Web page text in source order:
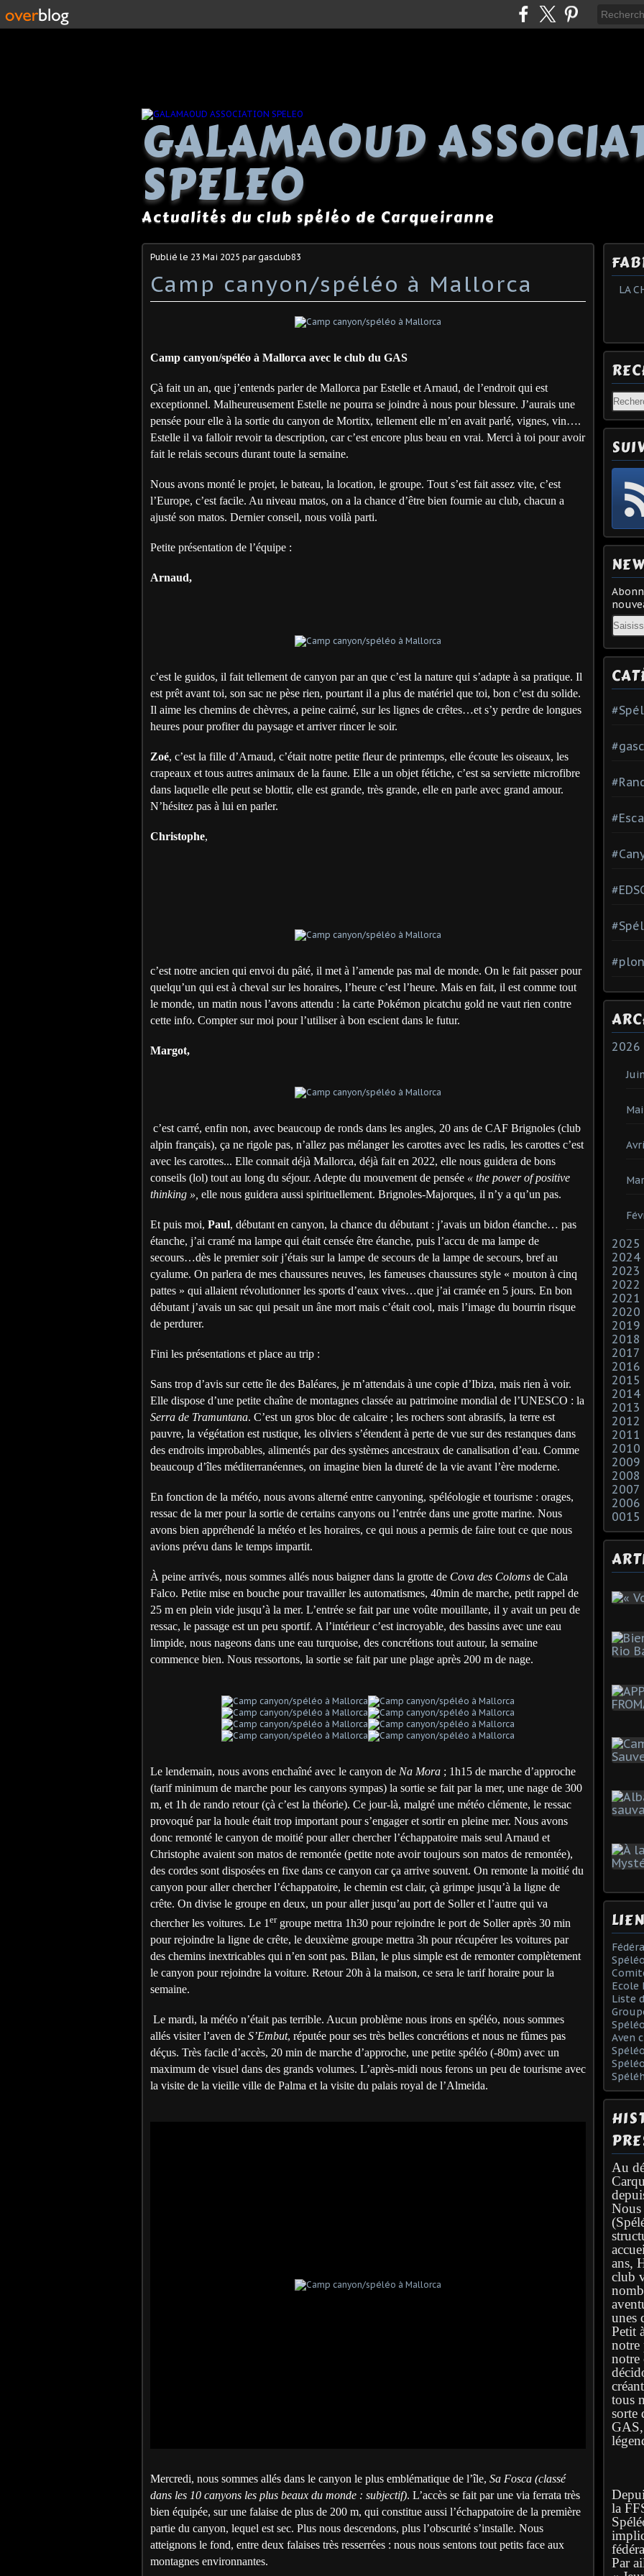
GALAMAOUD
SPELEO
Actualités du club spéléo de Carqueiranne
Publié le 23 Mai 2025 par gasclub83
Camp canyon/spéléo à Mallorca
Camp canyon/spéléo à Mallorca avec le club du GAS
Çà fait un an, que j’entends parler de Mallorca par Estelle et Arnaud, de l’endroit qui est
exceptionnel. Malheureusement Estelle ne pourra se joindre à nous pour blessure. J’aurais une
pensée pour elle à la sortie du canyon de Mortitx, tellement elle m’en avait parlé, vignes, vin….
Estelle il va falloir revoir ta description, car c’est encore plus beau en vrai. Merci à toi pour avoir
fait le relais secours durant toute la semaine.
Nous avons monté le projet, le bateau, la location, le groupe. Tout s’est fait assez vite, c’est
l’Europe, c’est facile. Au niveau matos, on a la chance d’être bien fournie au club, chacun a
ajusté son matos. Dernier conseil, nous voilà parti.
Petite présentation de l’équipe :
Arnaud,
c’est le guidos, il fait tellement de canyon par an que c’est la nature qui s’adapte à sa pratique. Il
est prêt avant toi, son sac ne pèse rien, pourtant il a plus de matériel que toi, bon c’est du solide.
Il aime les chemins de chèvres, a peine cairné, sur les lignes de crêtes…et s’y perdre de longues
heures pour profiter du paysage et arriver rincer le soir.
Zoé, c’est la fille d’Arnaud, c’était notre petite fleur de printemps, elle écoute les oiseaux, les
crapeaux et tous autres animaux de la faune. Elle a un objet fétiche, c’est sa serviette microfibre
dans laquelle elle peut se blottir, elle est grande, très grande, elle en parle avec grand amour.
N’hésitez pas à lui en parler.
Christophe,
c’est notre ancien qui envoi du pâté, il met à l’amende pas mal de monde. On le fait passer pour
quelqu’un qui est à cheval sur les horaires, l’heure c’est l’heure. Mais en fait, il est comme tout
le monde, un matin nous l’avons attendu : la carte Pokémon picatchu gold ne vaut rien contre
cette info. Compter sur moi pour l’utiliser à bon escient dans le futur.
Margot,
c’est carré, enfin non, avec beaucoup de ronds dans les angles, 20 ans de CAF Brignoles (club
alpin français), ça ne rigole pas, n’allez pas mélanger les carottes avec les radis, les carottes c’est
avec les carottes... Elle connait déjà Mallorca, déjà fait en 2022, elle nous guidera de bons
conseils (lol) tout au long du séjour. Adepte du mouvement de pensée « the power of positive
thinking », elle nous guidera aussi spirituellement. Brignoles-Majorques, il n’y a qu’un pas.
Et puis moi, Paul, débutant en canyon, la chance du débutant : j’avais un bidon étanche… pas
étanche, j’ai cramé ma lampe qui était censée être étanche, puis l’accu de ma lampe de
secours…dès le premier soir j’étais sur la lampe de secours de la lampe de secours, bref au
cyalume. On parlera de mes chaussures neuves, les fameuses chaussures style « mouton à cinq
pattes » qui allaient révolutionner les sports d’eaux vives…que j’ai cramée en 5 jours. En bon
débutant j’avais un sac qui pesait un âne mort mais c’était cool, mais l’image du bourrin risque
de perdurer.
Fini les présentations et place au trip :
Sans trop d’avis sur cette île des Baléares, je m’attendais à une copie d’Ibiza, mais rien à voir.
Elle dispose d’une petite chaîne de montagnes classée au patrimoine mondial de l’UNESCO : la
Serra de Tramuntana. C’est un gros bloc de calcaire ; les rochers sont abrasifs, la terre est
pauvre, la végétation est rustique, les oliviers s’étendent à perte de vue sur des restanques dans
des endroits improbables, alimentés par des systèmes ancestraux de canalisation d’eau. Comme
beaucoup d’îles méditerranéennes, on imagine bien la dureté de la vie avant l’ère moderne.
En fonction de la météo, nous avons alterné entre canyoning, spéléologie et tourisme : orages,
ressac de la mer pour la sortie de certains canyons ou l’entrée dans une grotte marine. Nous
avons bien appréhendé la météo et les horaires, ce qui nous a permis de faire tout ce que nous
avions prévu dans le temps impartit.
À peine arrivés, nous sommes allés nous baigner dans la grotte de Cova des Coloms de Cala
Falco. Petite mise en bouche pour travailler les automatismes, 40min de marche, petit rappel de
25 m en plein vide jusqu’à la mer. L’entrée se fait par une voûte mouillante, il y avait un peu de
ressac, le passage est un peu sportif. A l’intérieur c’est incroyable, des bassins avec une eau
limpide, nous nageons dans une eau turquoise, des concrétions tout autour, la semaine
commence bien. Nous ressortons, la sortie se fait par une plage après 200 m de nage.
Le lendemain, nous avons enchaîné avec le canyon de Na Mora ; 1h15 de marche d’approche
(tarif minimum de marche pour les canyons sympas) la sortie se fait par la mer, une nage de 300
m, et 1h de rando retour (çà c’est la théorie). Ce jour-là, malgré une météo clémente, le ressac
provoqué par la houle était trop important pour s’engager et sortir en pleine mer. Nous avons
donc remonté le canyon de moitié pour aller chercher l’échappatoire mais seul Arnaud et
Christophe avaient son matos de remontée (petite note avoir toujours son matos de remontée),
des cordes sont disposées en fixe dans ce canyon car ça arrive souvent. On remonte la moitié du
canyon pour aller chercher l’échappatoire, le chemin est clair, çà grimpe jusqu’à la ligne de
crête. On divise le groupe en deux, un pour aller jusqu’au port de Soller et l’autre qui va
chercher les voitures. Le 1 ergroupe mettra 1h30 pour rejoindre le port de Soller après 30 min
pour rejoindre la ligne de crête, le deuxième groupe mettra 3h pour récupérer les voitures par
des chemins inextricables qui n’en sont pas. Bilan, le plus simple est de remonter complètement
le canyon pour rejoindre la voiture. Retour 20h à la maison, ce sera le tarif horaire pour la
semaine.
Le mardi, la météo n’était pas terrible. Aucun problème nous irons en spéléo, nous sommes
allés visiter l’aven de S’Embut, réputée pour ses très belles concrétions et nous ne fûmes pas
déçus. Très facile d’accès, 20 min de marche d’approche, une petite spéléo (-80m) avec un
maximum de visuel dans des grands volumes. L’après-midi nous ferons un peu de tourisme avec
la visite de la vieille ville de Palma et la visite du palais royal de l’Almeida.
Mercredi, nous sommes allés dans le canyon le plus emblématique de l’île, Sa Fosca (classé
dans les 10 canyons les plus beaux du monde : subjectif). L’accès se fait par une via ferrata très
bien équipée, sur une falaise de plus de 200 m, qui constitue aussi l’échappatoire de la première
partie du canyon, lequel est sec. Plus nous descendons, plus l’obscurité s’installe. Nous
atteignons le fond, entre deux falaises très resserrées : nous nous sentons tout petits face aux
montagnes environnantes.
LA
Email
2026
Mai
2025
2024
2023
2022
2021
2020
2019
2018
2017
2016
2015
2014
2013
2012
2011
2010
2009
2008
2007
2006
0015
Ecole
Liste
Aven
Au
Nous
ans,
club
unes
Petit
notre
notre
tous
sorte
la
Par